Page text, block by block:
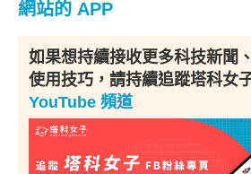
網站的 APP
如果想持續接收更多科技新聞
使用技巧，請持續追蹤塔科女
YouTube 頻道